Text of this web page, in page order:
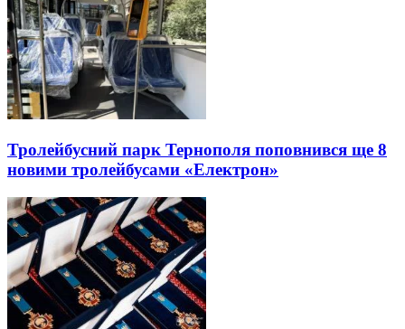
Тролейбусний парк Тернополя поповнився ще 8
новими тролейбусами «Електрон»